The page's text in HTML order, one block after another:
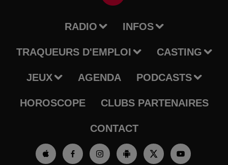
RADIO INFOS
TRAQUEURS D'EMPLOI CASTING
JEUX AGENDA PODCASTS
HOROSCOPE CLUBS PARTENAIRES
CONTACT